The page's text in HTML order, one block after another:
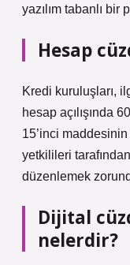
yazılım tabanlı bir
Hesap
Kredi kuruluşları,
hesap açılışında
15’inci maddesinin
yetkilileri
düzenlemek
Dijital
nelerdir?